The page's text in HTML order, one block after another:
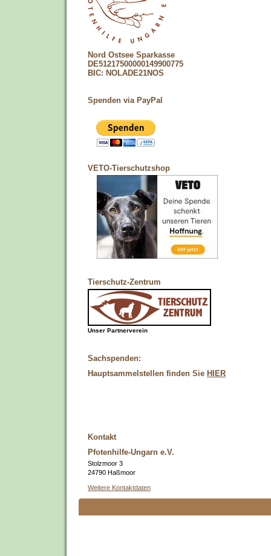
Nord Ostsee Sparkasse
DE51217500000149900775
BIC: NOLADE21NOS
Spenden via PayPal
VETO-Tierschutzshop
Tierschutz-Zentrum
Unser Partnerverein
Sachspenden:
Hauptsammelstellen finden Sie HIER
Kontakt
Pfotenhilfe-Ungarn e.V.
Stolzmoor 3
24790 Haßmoor
Weitere Kontaktdaten